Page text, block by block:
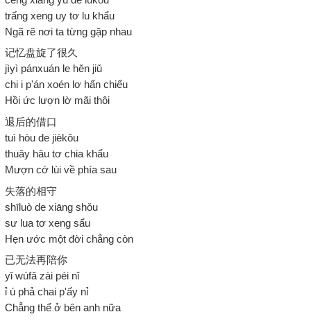
trấng xeng uy tơ lu khẩu
Ngã rẽ nơi ta từng gặp nhau
记忆盘旋了很久
jìyì pánxuán le hěn jiǔ
chi i p'án xoén lơ hẩn chiểu
Hồi ức lượn lờ mãi thôi
退后的借口
tuì hòu de jièkǒu
thuây hâu tơ chia khẩu
Mượn cớ lùi về phía sau
失落的相守
shīluò de xiāng shǒu
sư lua tơ xeng sẩu
Hẹn ước một đời chẳng còn
已无法再陪你
yǐ wúfǎ zài péi nǐ
ỉ ú phả chai p'ấy nỉ
Chẳng thể ở bên anh nữa